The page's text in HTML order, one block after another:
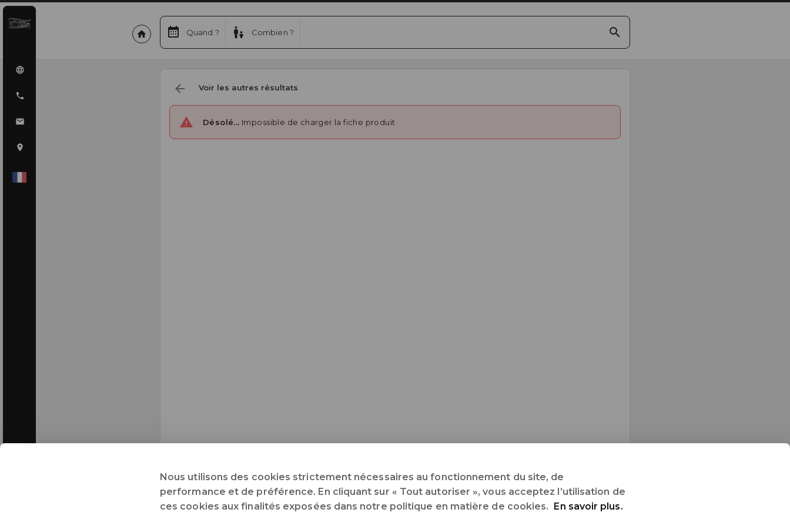
Quand ? Combien ?
Voir les autres résultats
Désolé... Impossible de charger la fiche produit
Nous utilisons des cookies strictement nécessaires au fonctionnement du site, de
performance et de préférence. En cliquant sur « Tout autoriser », vous acceptez l’utilisation de
ces cookies aux finalités exposées dans notre politique en matière de cookies. En savoir plus.